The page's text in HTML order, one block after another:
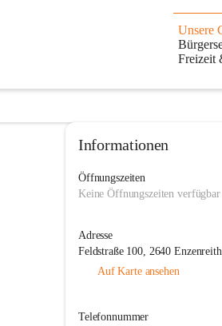
Unsere
Freizeit
Informationen
Öffnungszeiten
Keine Öffnungszeiten verfügbar
Adresse
Feldstraße 100, 2640
Auf Karte ansehen
Telefonnummer